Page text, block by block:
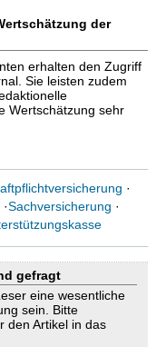
der
erhalten den Zugriff
Sie leisten zudem
Wertschätzung sehr
·
·Sachversicherung ·
gefragt
eine wesentliche
sein. Bitte
den Artikel in das